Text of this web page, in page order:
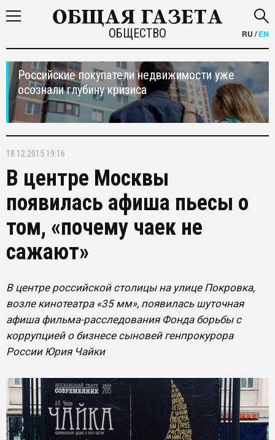
ОБЩЕСТВО RU /EN
Российские покупатели недвижимости уже
осознали глубину кризиса
18.12.2015 19:16
В центре Москвы
появилась афиша пьесы о
том, «почему чаек не
сажают»
В центре российской столицы на улице Покровка,
возле кинотеатра «35 мм», появилась шуточная
афиша фильма-расследования Фонда борьбы с
коррупцией о бизнесе сыновей генпрокурора
России Юрия Чайки